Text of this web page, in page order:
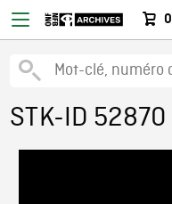
0
STK-ID 52870